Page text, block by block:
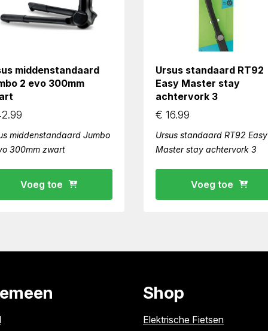
middenstandaard
2 evo 300mm
middenstandaard Jumbo
300mm zwart
Voeg toe
Ursus standaard RT92
Easy Master stay
achtervork 3
€ 16.99
Ursus standaard RT92 Easy
Master stay achtervork 3
Voeg toe
Shop
Elektrische Fietsen